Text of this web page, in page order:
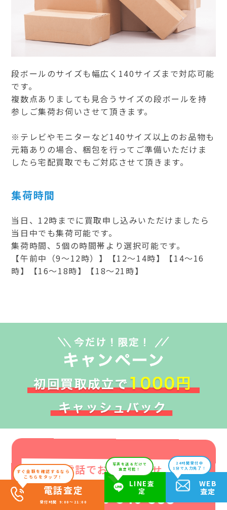
段ボールのサイズも幅広く140サイズまで対応可能
です。
複数点ありましても見合うサイズの段ボールを持
参しご集荷お伺いさせて頂きます。
※テレビやモニターなど140サイズ以上のお品物も
元箱ありの場合、梱包を行ってご準備いただけま
したら宅配買取でもご対応させて頂きます。
集荷時間
当日、12時までに買取申し込みいただけましたら
当日中でも集荷可能です。
集荷時間、5個の時間帯より選択可能です。
【午前中（9～12時）】【12～14時】【14～16
時】【16～18時】【18～21時】
電話でお問い合わせ
0120-540-588
すぐ金額を確認するなら
こちらをタップ！
電話査定
受付時間 9:00～21:00
写真を送るだけで
査定可能！
LINE査
定
24時間受付中
1分で入力完了！
WEB
査定